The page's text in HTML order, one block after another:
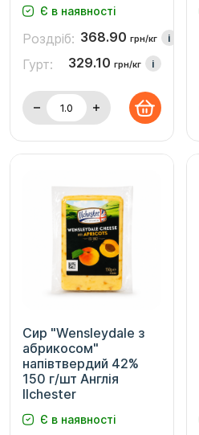
Є в наявності
Роздріб: 368.90 грн/кг i
Гурт: 329.10 грн/кг i
Сир "Wensleydale з
абрикосом"
напівтвердий 42%
150 г/шт Англія
Ilchester
Є в наявності